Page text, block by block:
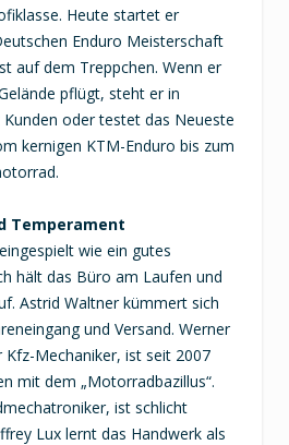
Heute startet er
Enduro Meisterschaft
auf dem Treppchen. Wenn er
pflügt, steht er in
oder testet das Neueste
kernigen KTM-Enduro bis zum
Temperament
wie ein gutes
hält das Büro am Laufen und
Astrid Waltner kümmert sich
und Versand. Werner
Mechaniker, ist seit 2007
mit dem „Motorradbazillus“.
ist schlicht
Lux lernt das Handwerk als